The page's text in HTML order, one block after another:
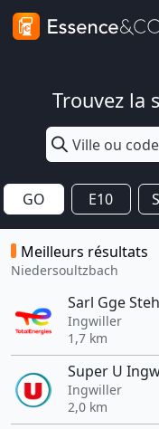
Trouvez la
GO E10
Meilleurs résultats
Niedersoultzbach
Sarl Gge
Ingwiller
1,7 km
Super U
Ingwiller
2,0 km